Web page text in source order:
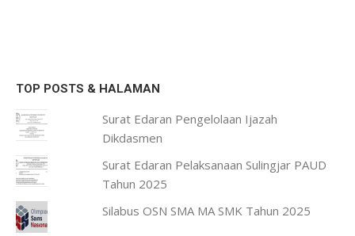
TOP POSTS & HALAMAN
Surat Edaran Pengelolaan Ijazah
Dikdasmen
Surat Edaran Pelaksanaan Sulingjar PAUD
Tahun 2025
Silabus OSN SMA MA SMK Tahun 2025